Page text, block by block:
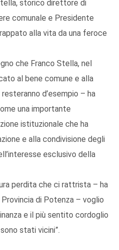
storico direttore di
comunale e Presidente
alla vita da una feroce
che Franco Stella, nel
al bene comune e alla
d’esempio – ha
una importante
istituzionale che ha
e alla condivisione degli
esclusivo della
perdita che ci rattrista – ha
di Potenza – voglio
e il più sentito cordoglio
stati vicini”.